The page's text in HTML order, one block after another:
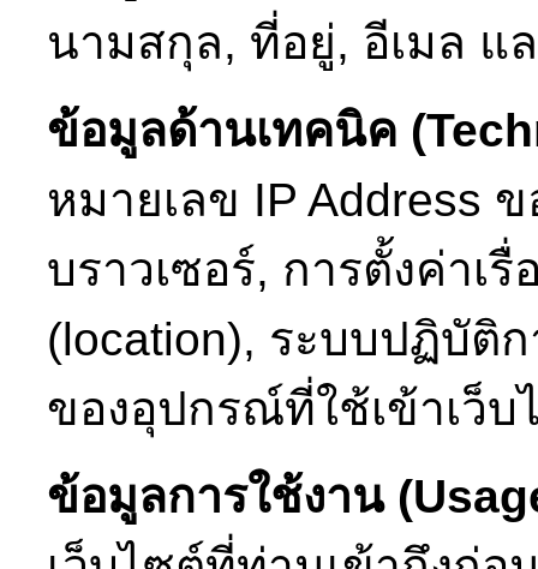
นามสกุล, ที่อยู่, อีเมล แ
ข้อมูลด้านเทคนิค
หมายเลข IP Address
บราวเซอร์, การตั้งค่าเรื่
(location), ระบบปฏิบัติ
ของอุปกรณ์ที่ใช้เข้าเว็บ
ข้อมูลการใช้งาน